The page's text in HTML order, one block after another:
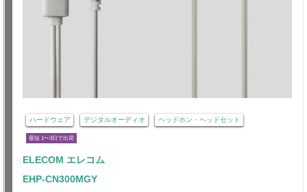
ハードウェア デジタルオーディオ ヘッドホン・ヘッドセット
最短 1〜3日で出荷
ELECOM エレコム
EHP-CN300MGY